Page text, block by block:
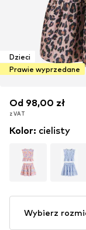
Dzieci
Prawie wyprzedane
Od 98,00 zł
z VAT
Od 98,00 zł
z VAT
Kolor: cielisty
Wybierz